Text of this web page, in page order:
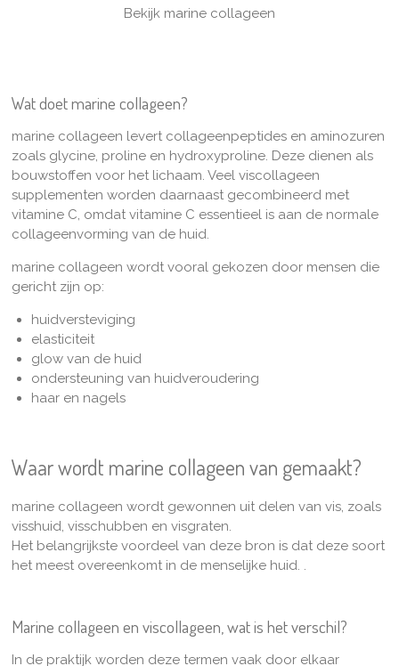
Bekijk marine collageen
Wat doet marine collageen?
marine collageen levert collageenpeptides en aminozuren
zoals glycine, proline en hydroxyproline. Deze dienen als
bouwstoffen voor het lichaam. Veel viscollageen
supplementen worden daarnaast gecombineerd met
vitamine C, omdat vitamine C essentieel is aan de normale
collageenvorming van de huid.
marine collageen wordt vooral gekozen door mensen die
gericht zijn op:
huidversteviging
elasticiteit
glow van de huid
ondersteuning van huidveroudering
haar en nagels
Waar wordt marine collageen van gemaakt?
marine collageen wordt gewonnen uit delen van vis, zoals
visshuid, visschubben en visgraten.
Het belangrijkste voordeel van deze bron is dat deze soort
het meest overeenkomt in de menselijke huid. .
Marine collageen en viscollageen, wat is het verschil?
In de praktijk worden deze termen vaak door elkaar